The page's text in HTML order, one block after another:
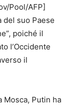
Pool/AFP]
del suo Paese
poiché il
l’Occidente
il
Mosca, Putin ha